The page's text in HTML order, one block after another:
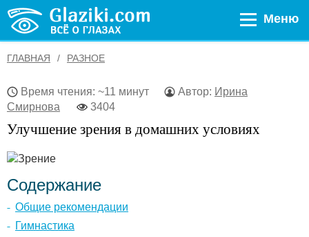
Меню
ГЛАВНАЯ РАЗНОЕ
Время чтения: ~11 минут Автор: Ирина
Смирнова
3404
Улучшение зрения в домашних условиях
Содержание
Общие рекомендации
Гимнастика